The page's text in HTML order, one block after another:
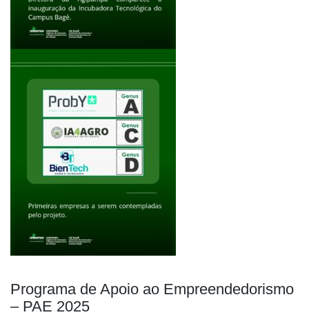
Programa de Apoio ao Empreendedorismo
– PAE 2025